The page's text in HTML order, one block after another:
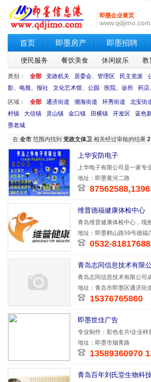
即墨企业黄页
首页 即墨房产 即墨招聘
便民服务 餐饮美食 休闲娱乐 教
类别： 全部 党政机关 居委会、管理区 民主党派
影、电视、报社
文化艺术馆、公园 医院、诊所 药店
区域： 全部 通济街道 潮海街道 环秀街道 北安街
村镇
大信镇 灵山镇 金口镇 田横镇 开发区 蓝色
墨老城
在 全市 范围内找到 党政文体卫 相关经过审核的结果
上华安防电子
上华电子有限公司是一家专
司的主要业
地址：即墨黄河二路
维普德福健康体检中心
青岛维普健康体检中心，现
原价199
地址：即墨鹤山路59号德福
0532-
青岛志同信息技术有限
青岛志同信息技术有限公司
服务。高品
地址：青岛市即墨区通济街
15376765860
即墨世佳广告
专业制作：彩色名片/企业样
地址：即墨市烟青路
13589360970
青岛百年刘氏堂生物科